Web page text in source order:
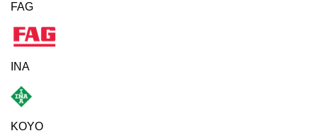
FAG
INA
KOYO